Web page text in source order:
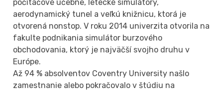
počítačové učebne, letecké simulátory,
aerodynamický tunel a veľkú knižnicu, ktorá je
otvorená nonstop. V roku 2014 univerzita otvorila na
fakulte podnikania simulátor burzového
obchodovania, ktorý je najväčší svojho druhu v
Európe.
Až 94 % absolventov Coventry University našlo
zamestnanie alebo pokračovalo v štúdiu na